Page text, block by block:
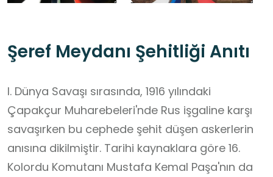
Şeref Meydanı Şehitliği Anıtı
I. Dünya Savaşı sırasında, 1916 yılındaki
Çapakçur Muharebeleri'nde Rus işgaline karşı
savaşırken bu cephede şehit düşen askerlerin
anısına dikilmiştir. Tarihi kaynaklara göre 16.
Kolordu Komutanı Mustafa Kemal Paşa'nın da